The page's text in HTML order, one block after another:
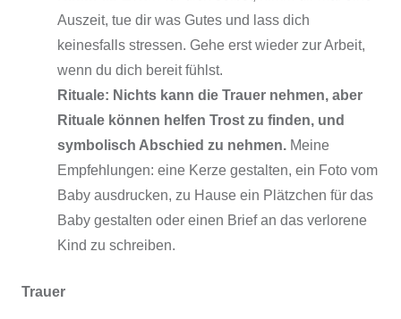
Auszeit, tue dir was Gutes und lass dich
keinesfalls stressen. Gehe erst wieder zur Arbeit,
wenn du dich bereit fühlst.
Rituale: Nichts kann die Trauer nehmen, aber
Rituale können helfen Trost zu finden, und
symbolisch Abschied zu nehmen. Meine
Empfehlungen: eine Kerze gestalten, ein Foto vom
Baby ausdrucken, zu Hause ein Plätzchen für das
Baby gestalten oder einen Brief an das verlorene
Kind zu schreiben.
Trauer